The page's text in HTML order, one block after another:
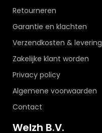
Retourneren
Garantie en klachten
Verzendkosten & levering
Zakelijke klant worden
Privacy policy
Algemene voorwaarden
Contact
Welzh B.V.